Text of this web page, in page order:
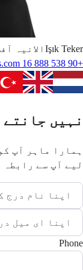
Işık Teker
الانیہ
+90 538 888 16 16
نہیں
ہمارا ماہر آپ
لیے آپ سے رابطہ
Phone